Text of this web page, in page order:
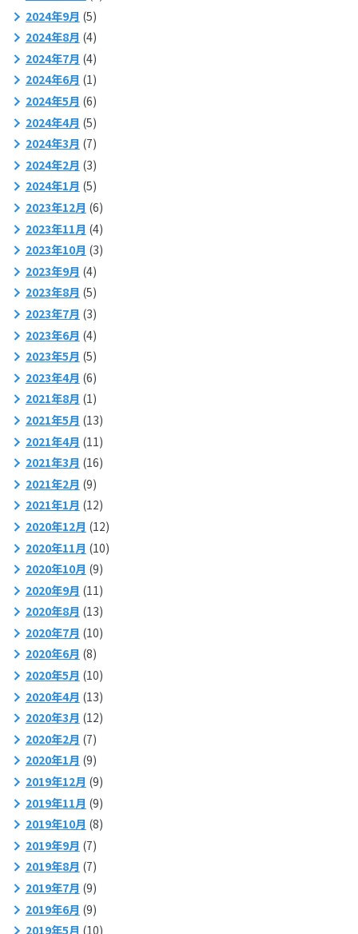
2024年9月 (5)
2024年8月 (4)
2024年7月 (4)
2024年6月 (1)
2024年5月 (6)
2024年4月 (5)
2024年3月 (7)
2024年2月 (3)
2024年1月 (5)
2023年12月 (6)
2023年11月 (4)
2023年10月 (3)
2023年9月 (4)
2023年8月 (5)
2023年7月 (3)
2023年6月 (4)
2023年5月 (5)
2023年4月 (6)
2021年8月 (1)
2021年5月 (13)
2021年4月 (11)
2021年3月 (16)
2021年2月 (9)
2021年1月 (12)
2020年12月 (12)
2020年11月 (10)
2020年10月 (9)
2020年9月 (11)
2020年8月 (13)
2020年7月 (10)
2020年6月 (8)
2020年5月 (10)
2020年4月 (13)
2020年3月 (12)
2020年2月 (7)
2020年1月 (9)
2019年12月 (9)
2019年11月 (9)
2019年10月 (8)
2019年9月 (7)
2019年8月 (7)
2019年7月 (9)
2019年6月 (9)
2019年5月 (10)